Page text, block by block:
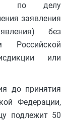
по делу
заявления
без
Российской
или
до принятия
Федерации,
подлежит 50